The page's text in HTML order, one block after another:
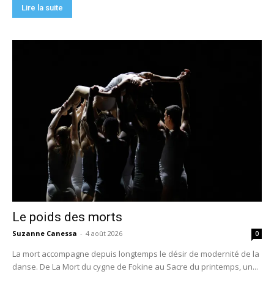
Lire la suite
Le poids des morts
Suzanne Canessa - 4 août 2026 0
La mort accompagne depuis longtemps le désir de modernité de la
danse. De La Mort du cygne de Fokine au Sacre du printemps, un...